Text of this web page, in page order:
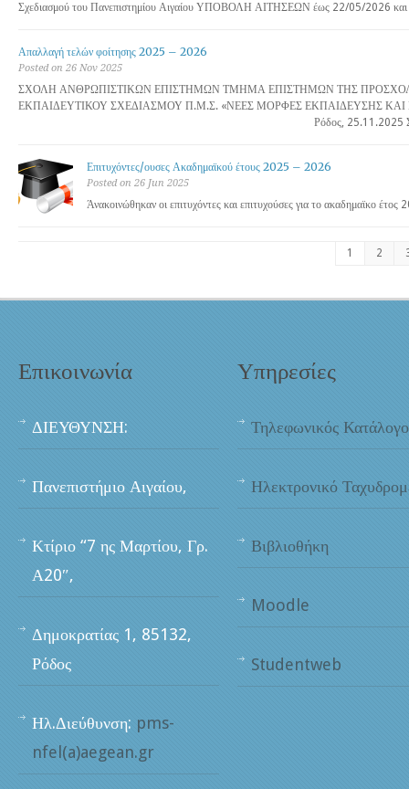
Σχεδιασμού του Πανεπιστημίου Αιγαίου ΥΠΟΒΟΛΗ ΑΙΤΗΣΕΩΝ έως 22/05/2026
Απαλλαγή τελών φοίτησης 2025 – 2026
Posted on 26 Nov 2025
ΣΧΟΛΗ ΑΝΘΡΩΠΙΣΤΙΚΩΝ ΕΠΙΣΤΗΜΩΝ ΤΜΗΜΑ ΕΠΙΣΤΗΜΩΝ ΤΗΣ
ΕΚΠΑΙΔΕΥΤΙΚΟΥ ΣΧΕΔΙΑΣΜΟΥ Π.Μ.Σ. «ΝΕΕΣ ΜΟΡΦΕΣ ΕΚΠΑΙΔΕΥΣΗΣ
Ρόδος, 25.11.2025
Επιτυχόντες/ουσες Ακαδημαϊκού έτους 2025 – 2026
Posted on 26 Jun 2025
Άνακοινώθηκαν οι επιτυχόντες και επιτυχούσες για το ακαδημαϊκο
1 2
Επικοινωνία
ΔΙΕΥΘΥΝΣΗ:
Πανεπιστήμιο Αιγαίου,
Κτίριο “7 ης Μαρτίου, Γρ.
Α20″,
Δημοκρατίας 1, 85132,
Ρόδος
Ηλ.Διεύθυνση: pms-
nfel(a)aegean.gr
Υπηρεσίες
Τηλεφωνικός
Ηλεκτρονικό
Βιβλιοθήκη
Moodle
Studentweb